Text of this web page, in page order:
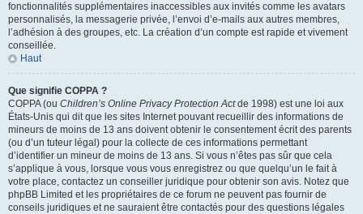
fonctionnalités supplémentaires inaccessibles aux invités comme les avatars
personnalisés, la messagerie privée, l’envoi d’e-mails aux autres membres,
l’adhésion à des groupes, etc. La création d’un compte est rapide et vivement
conseillée.
Haut
Que signifie COPPA ?
COPPA (ou Children’s Online Privacy Protection Actde 1998) est une loi aux
États-Unis qui dit que les sites Internet pouvant recueillir des informations de
mineurs de moins de 13 ans doivent obtenir le consentement écrit des parents
(ou d’un tuteur légal) pour la collecte de ces informations permettant
d’identifier un mineur de moins de 13 ans. Si vous n’êtes pas sûr que cela
s’applique à vous, lorsque vous vous enregistrez ou que quelqu’un le fait à
votre place, contactez un conseiller juridique pour obtenir son avis. Notez que
phpBB Limited et les propriétaires de ce forum ne peuvent pas fournir de
conseils juridiques et ne sauraient être contactés pour des questions légales